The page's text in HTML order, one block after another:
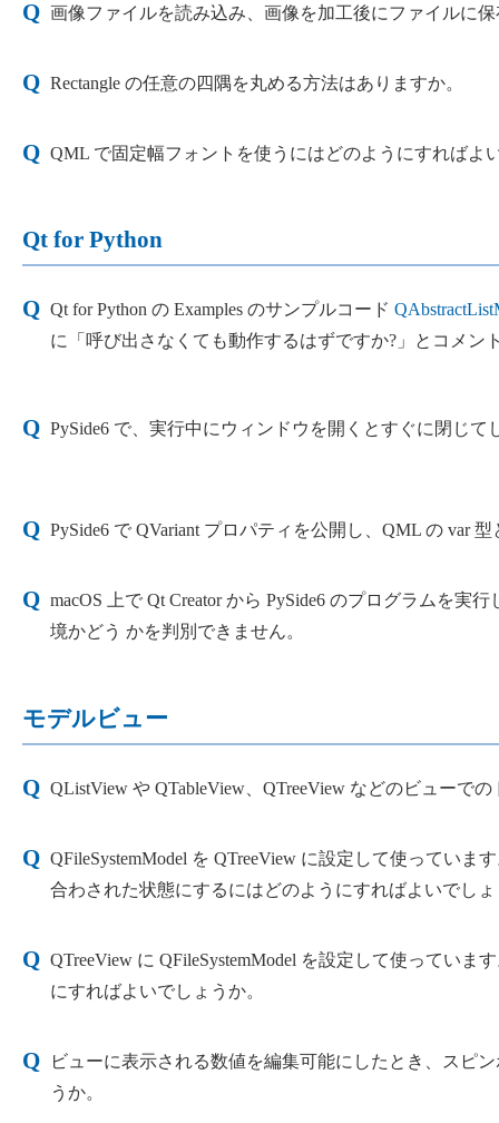
画像ファイルを読み込み、画像を加工後にファイルに
Rectangle の任意の四隅を丸める方法はありますか。
QML で固定幅フォントを使うにはどのようにすればよ
Qt for Python
Qt for Python の Examples のサンプルコード
に「呼び出さなくても動作するはずですか?」とコメン
PySide6 で、実行中にウィンドウを開くとすぐに閉じ
PySide6 で QVariant プロパティを公開し、QML の var
macOS 上で Qt Creator から PySide6 のプログラムを実
境かどう かを判別できません。
モデルビュー
QListView や QTableView、QTreeView などのビューで
QFileSystemModel を QTreeView に設定して使ってい
合わされた状態にするにはどのようにすればよいでし
QTreeView に QFileSystemModel を設定して使ってい
にすればよいでしょうか。
ビューに表示される数値を編集可能にしたとき、スピ
うか。